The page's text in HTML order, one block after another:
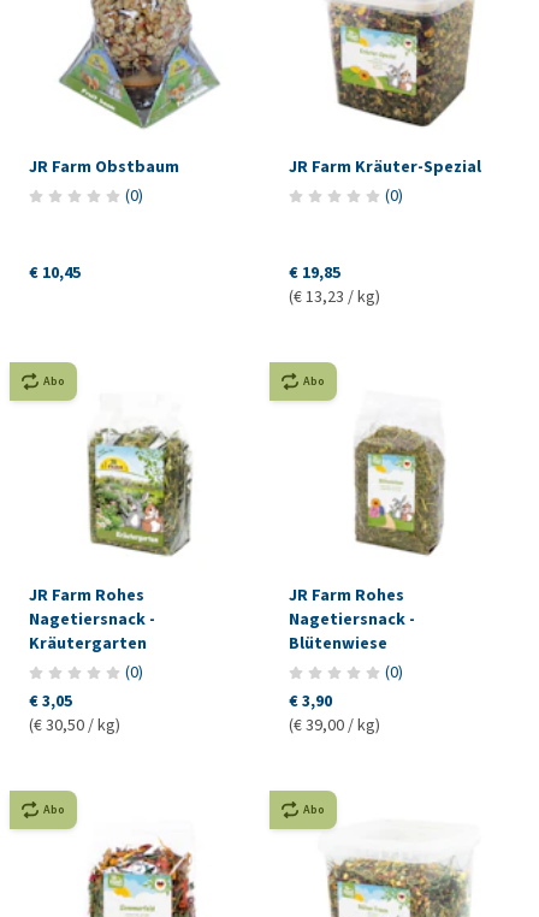
JR Farm Obstbaum
(0)
€ 10,45
JR Farm Kräuter-Spezial
(0)
€ 19,85
(€ 13,23 / kg)
Abo
JR Farm Rohes
Nagetiersnack -
Kräutergarten
(0)
€ 3,05
(€ 30,50 / kg)
Abo
JR Farm Rohes
Nagetiersnack -
Blütenwiese
(0)
€ 3,90
(€ 39,00 / kg)
Abo Abo